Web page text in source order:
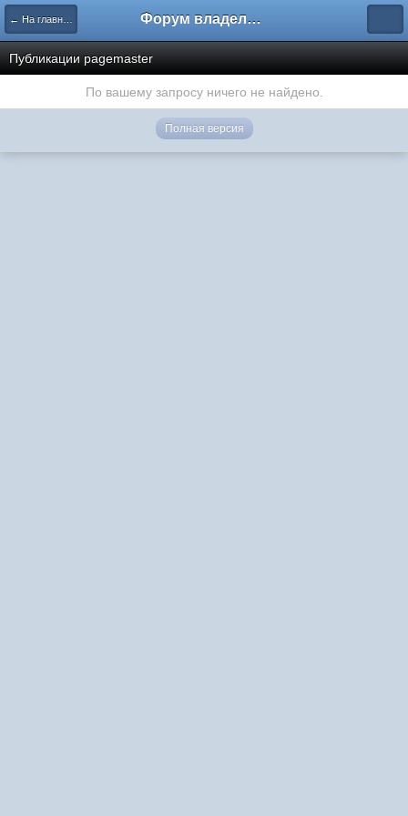
← На главную Форум владельцев интернет-магазинов
Публикации pagemaster
По вашему запросу ничего не найдено.
Полная версия